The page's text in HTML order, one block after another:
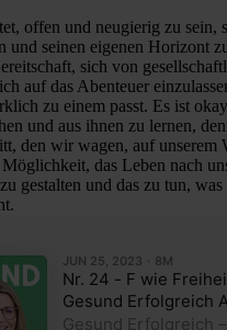
offen und neugierig zu sein,
und seinen eigenen Horizont
sich von
auf das Abenteuer
zu einem passt. Es ist
und aus ihnen zu lernen,
den wir wagen, auf unserem
das Leben nach
gestalten und das zu tun,